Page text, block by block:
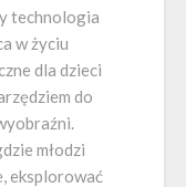
technologia
w życiu
dla dzieci
do
młodzi
eksplorować